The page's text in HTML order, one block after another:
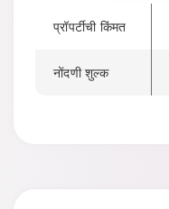
मार्केट मूल्य ₹1 कोटी
प्रॉपर्टीची किंमत
नोंदणी शुल्क